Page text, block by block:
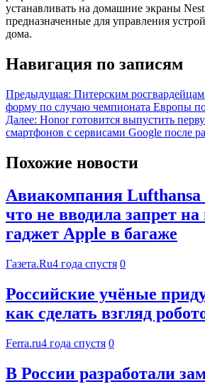
устанавливать на домашние экраны
предназначенные для управления
дома.
Навигация по записям
Предыдущая: Питерским
форму по случаю чемпионата Европы
Далее: Honor готовится выпустить
смартфонов с сервисами Google после
Похожие новости
Авиакомпания Lufthansa
что не вводила запрет
гаджет Apple в багаже
Газета.Ru4 года спустя 0
Российские учёные
как сделать взгляд
Ferra.ru4 года спустя 0
В России разработали